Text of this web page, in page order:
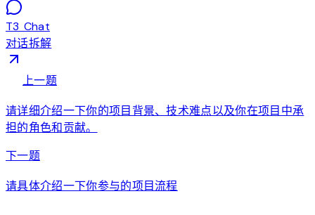
T3 Chat
对话拆解
上一题
请详细介绍一下你的项目背景、技术难点以及你在项目中承
担的角色和贡献。
下一题arrow_forward
请具体介绍一下你参与的项目流程